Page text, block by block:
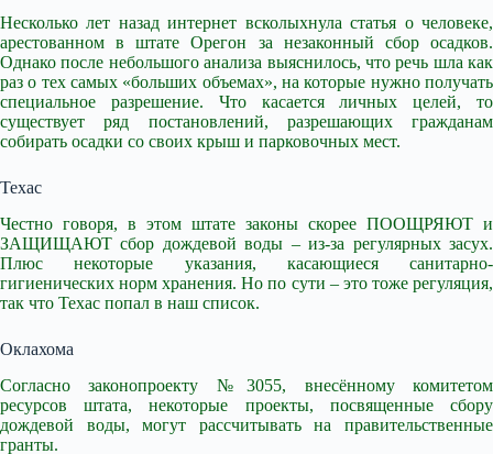
Несколько лет назад интернет всколыхнула статья о человеке,
арестованном в штате Орегон за незаконный сбор осадков.
Однако после небольшого анализа выяснилось, что речь шла как
раз о тех самых «больших объемах», на которые нужно получать
специальное разрешение. Что касается личных целей, то
существует ряд постановлений, разрешающих гражданам
собирать осадки со своих крыш и парковочных мест.
Техас
Честно говоря, в этом штате законы скорее ПООЩРЯЮТ и
ЗАЩИЩАЮТ сбор дождевой воды – из-за регулярных засух.
Плюс некоторые указания, касающиеся санитарно-
гигиенических норм хранения. Но по сути – это тоже регуляция,
так что Техас попал в наш список.
Оклахома
Согласно законопроекту №3055, внесённому комитетом
ресурсов штата, некоторые проекты, посвященные сбору
дождевой воды, могут рассчитывать на правительственные
гранты.